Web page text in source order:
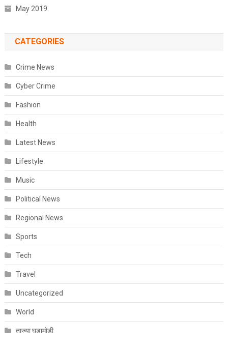
May 2019
CATEGORIES
Crime News
Cyber Crime
Fashion
Health
Latest News
Lifestyle
Music
Political News
Regional News
Sports
Tech
Travel
Uncategorized
World
ताज्या घडामोडी